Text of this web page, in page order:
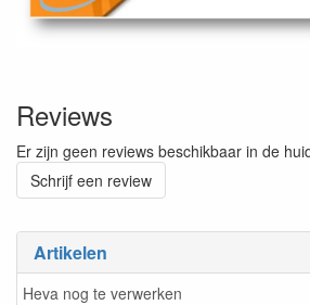
Artikelen
Heva nog te verwerken
Reviews
Er zijn geen reviews beschikbaar in de
Schrijf een review